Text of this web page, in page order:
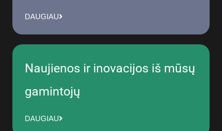
DAUGIAU
Naujienos ir inovacijos iš mūsų
gamintojų
DAUGIAU